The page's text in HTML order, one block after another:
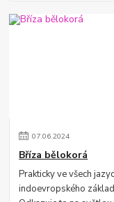
07.06.2024
Bříza bělokorá
Prakticky ve všech
indoevropského